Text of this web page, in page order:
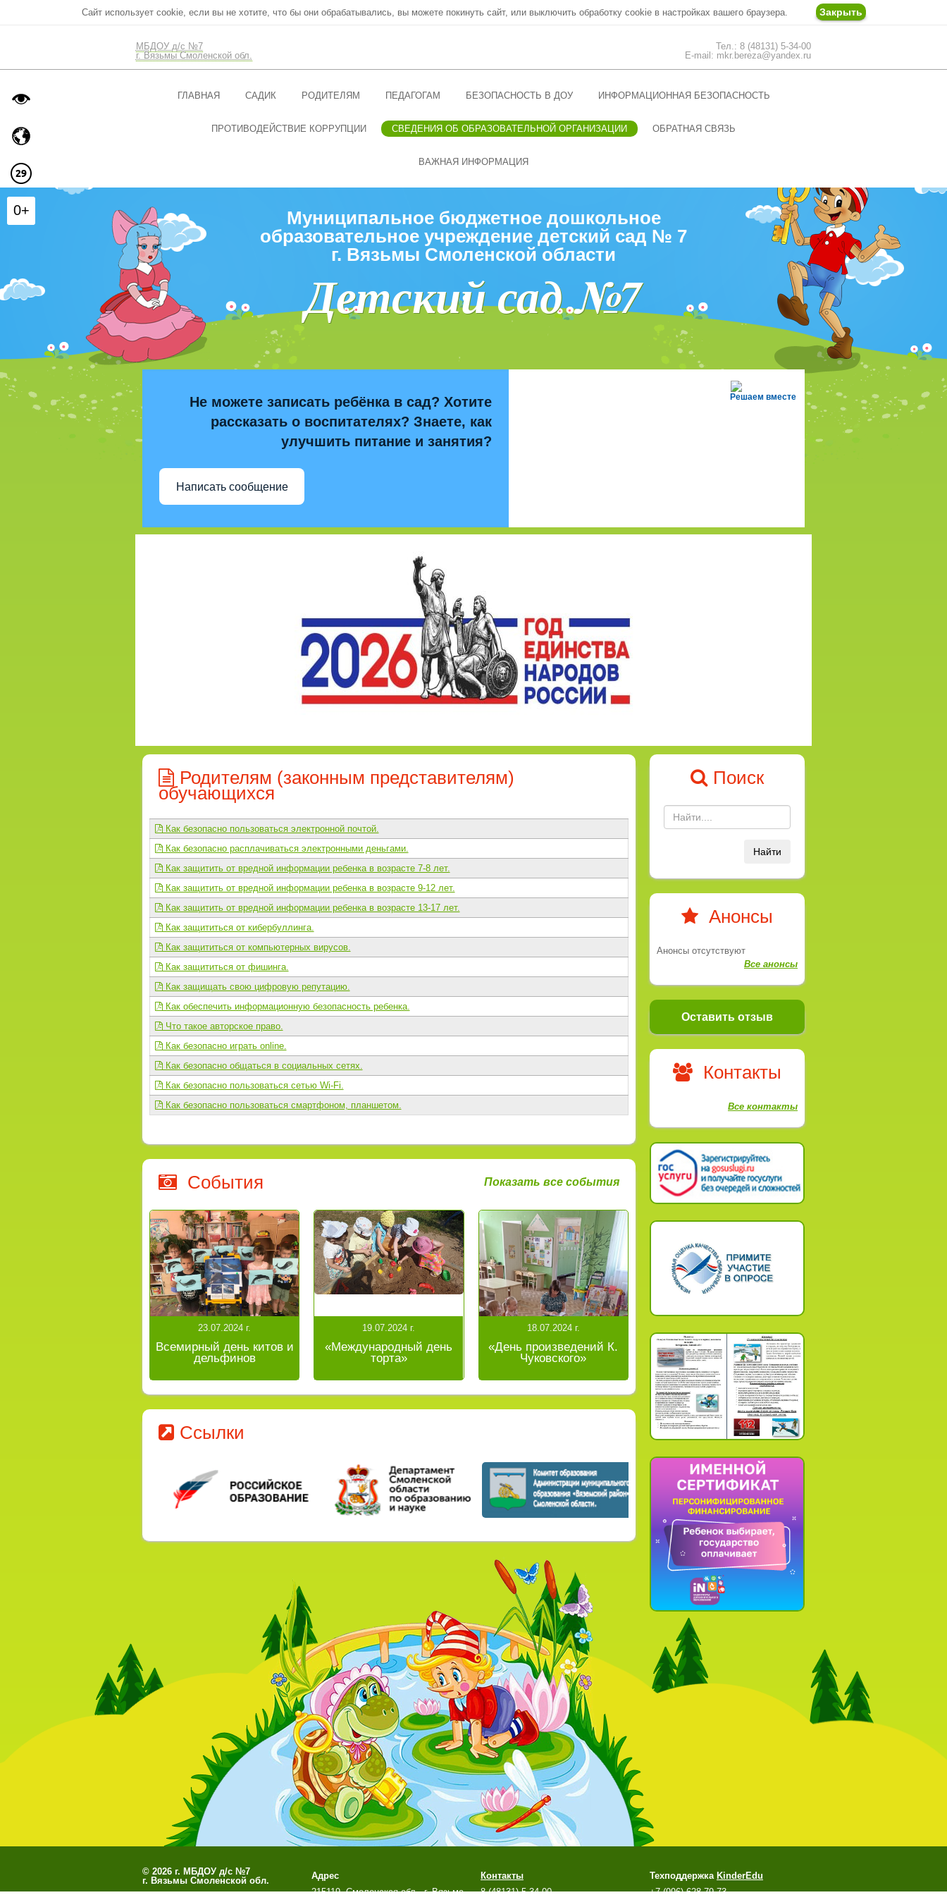
Сайт использует cookie, если вы не хотите, что бы они обрабатывались, вы можете покинуть сайт, или выключить обработку cookie в настройках вашего браузера. Закрыть
МБДОУ д/с №7
г. Вязьмы Смоленской обл.
Тел.: 8 (48131) 5-34-00
E-mail: mkr.bereza@yandex.ru
ГЛАВНАЯ САДИК РОДИТЕЛЯМ ПЕДАГОГАМ БЕЗОПАСНОСТЬ В ДОУ ИНФОРМАЦИОННАЯ БЕЗОПАСНОСТЬ
ПРОТИВОДЕЙСТВИЕ КОРРУПЦИИ СВЕДЕНИЯ ОБ ОБРАЗОВАТЕЛЬНОЙ ОРГАНИЗАЦИИ ОБРАТНАЯ СВЯЗЬ
ВАЖНАЯ ИНФОРМАЦИЯ
Муниципальное бюджетное дошкольное
образовательное учреждение детский сад № 7
г. Вязьмы Смоленской области
Детский сад №7
Решаем вместе
Не можете записать ребёнка в сад? Хотите
рассказать о воспитателях? Знаете, как
улучшить питание и занятия?
Написать сообщение
Родителям (законным представителям)
обучающихся
Как безопасно пользоваться электронной почтой.
Как безопасно расплачиваться электронными деньгами.
Как защитить от вредной информации ребенка в возрасте 7-8 лет.
Как защитить от вредной информации ребенка в возрасте 9-12 лет.
Как защитить от вредной информации ребенка в возрасте 13-17 лет.
Как защититься от кибербуллинга.
Как защититься от компьютерных вирусов.
Как защититься от фишинга.
Как защищать свою цифровую репутацию.
Как обеспечить информационную безопасность ребенка.
Что такое авторское право.
Как безопасно играть online.
Как безопасно общаться в социальных сетях.
Как безопасно пользоваться сетью Wi-Fi.
Как безопасно пользоваться смартфоном, планшетом.
События Показать все события
23.07.2024 г.
Всемирный день китов и
дельфинов
19.07.2024 г.
«Международный день
торта»
18.07.2024 г.
«День произведений К.
Чуковского»
Ссылки
Поиск
Найти
Анонсы
Анонсы отсутствуют
Все анонсы
Оставить отзыв
Контакты
Все контакты
© 2026 г. МБДОУ д/с №7
г. Вязьмы Смоленской обл.
Адрес
215119, Смоленская обл., г. Вязьма,
Контакты
8 (48131) 5-34-00
Техподдержка KinderEdu
+7 (996) 628-79-73
0+